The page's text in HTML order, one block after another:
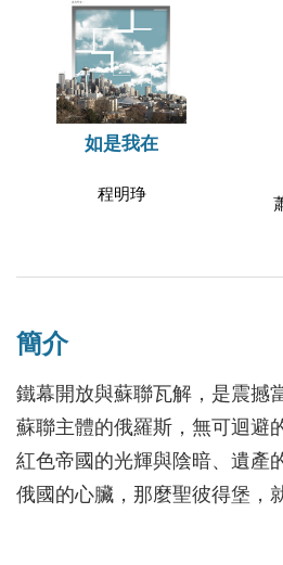
如是我在
程明琤
簡介
鐵幕開放與蘇聯瓦解，是震撼
蘇聯主體的俄羅斯，無可迴避
紅色帝國的光輝與陰暗、遺產
俄國的心臟，那麼聖彼得堡，
窗。代表了俄國人在追求西方